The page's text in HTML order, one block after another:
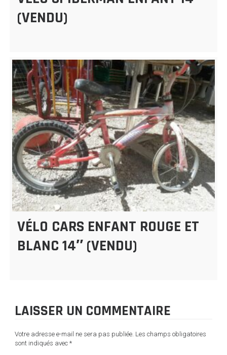
(VENDU)
VÉLO CARS ENFANT ROUGE ET
BLANC 14″ (VENDU)
LAISSER UN COMMENTAIRE
Votre adresse e-mail ne sera pas publiée. Les champs obligatoires
sont indiqués avec *